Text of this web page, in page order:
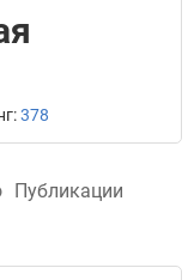
378
Публикации